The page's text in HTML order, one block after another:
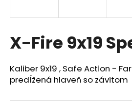
X-Fire 9x19
Kaliber 9x19 , Safe Action -
predĺžená hlaveň so závitom
s
ť
?